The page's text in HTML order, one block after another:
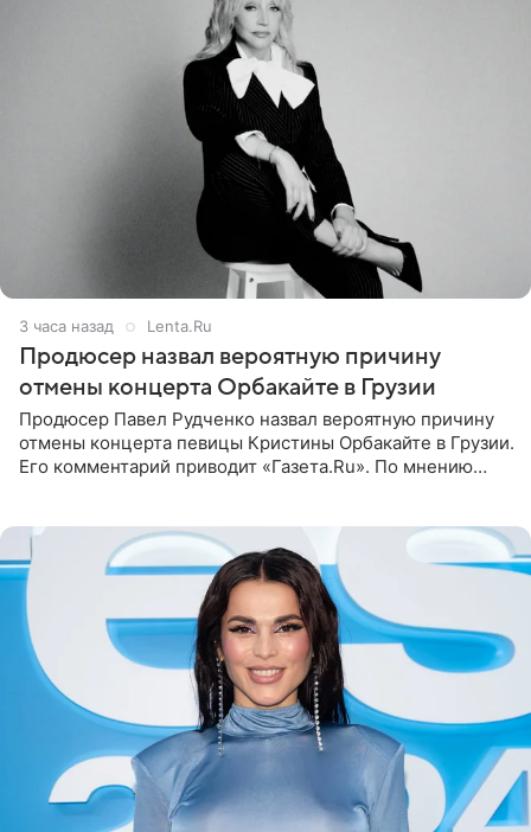
3 часа назад Lenta.Ru
Продюсер назвал вероятную причину
отмены концерта Орбакайте в Грузии
Продюсер Павел Рудченко назвал вероятную причину
отмены концерта певицы Кристины Орбакайте в Грузии.
Его комментарий приводит «Газета.Ru». По мнению